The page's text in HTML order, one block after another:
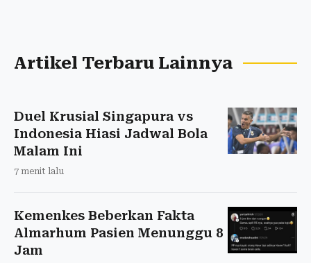
Artikel Terbaru Lainnya
Duel Krusial Singapura vs
Indonesia Hiasi Jadwal Bola
Malam Ini
7 menit lalu
Kemenkes Beberkan Fakta
Almarhum Pasien Menunggu 8
Jam